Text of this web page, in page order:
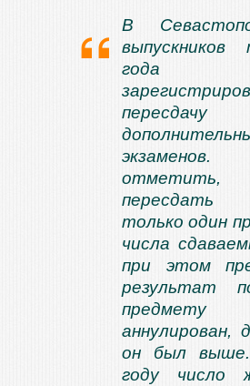
В
выпускников
года
только один
числа
при этом
результат
аннулирован,
он был
году число